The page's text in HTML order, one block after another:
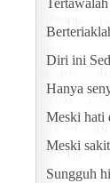
Diri ini
Hanya
Meski hati
Meski
Sungguh